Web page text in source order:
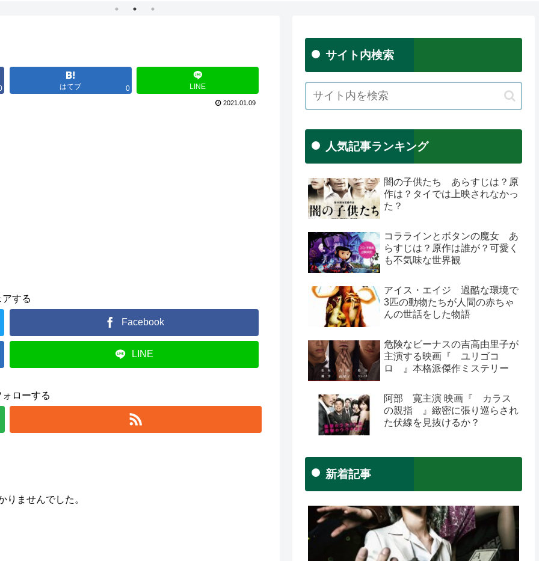
はてブ 0 LINE
2021.01.09
する
Facebook
LINE
ローする
りませんでした。
サイト内検索
人気記事ランキング
闇の子供たち あらすじは？原
作は？タイでは上映されなかっ
た？
コララインとボタンの魔女 あ
らすじは？原作は誰が？可愛く
も不気味な世界観
アイス・エイジ 過酷な環境で
3匹の動物たちが人間の赤ちゃ
んの世話をした物語
危険なビーナスの吉高由里子が
主演する映画『 ユリゴコ
ロ 』本格派傑作ミステリー
阿部 寛主演 映画『 カラス
の親指 』緻密に張り巡らされ
た伏線を見抜けるか？
新着記事